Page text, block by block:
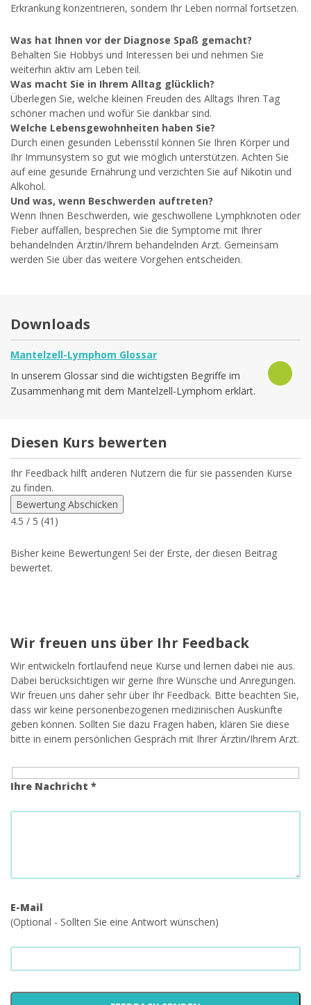
Erkrankung konzentrieren, sondern Ihr Leben normal fortsetzen.
Was hat Ihnen vor der Diagnose Spaß gemacht?
Behalten Sie Hobbys und Interessen bei und nehmen Sie
weiterhin aktiv am Leben teil.
Was macht Sie in Ihrem Alltag glücklich?
Überlegen Sie, welche kleinen Freuden des Alltags Ihren Tag
schöner machen und wofür Sie dankbar sind.
Welche Lebensgewohnheiten haben Sie?
Durch einen gesunden Lebensstil können Sie Ihren Körper und
Ihr Immunsystem so gut wie möglich unterstützen. Achten Sie
auf eine gesunde Ernährung und verzichten Sie auf Nikotin und
Alkohol.
Und was, wenn Beschwerden auftreten?
Wenn Ihnen Beschwerden, wie geschwollene Lymphknoten oder
Fieber auffallen, besprechen Sie die Symptome mit Ihrer
behandelnden Ärztin/Ihrem behandelnden Arzt. Gemeinsam
werden Sie über das weitere Vorgehen entscheiden.
Downloads
Mantelzell-Lymphom Glossar
In unserem Glossar sind die wichtigsten Begriffe im
Zusammenhang mit dem Mantelzell-Lymphom erklärt.
Diesen Kurs bewerten
Ihr Feedback hilft anderen Nutzern die für sie passenden Kurse
zu finden.
Bewertung Abschicken
4.5 / 5 (41 )
Bisher keine Bewertungen! Sei der Erste, der diesen Beitrag
bewertet.
Wir freuen uns über Ihr Feedback
Wir entwickeln fortlaufend neue Kurse und lernen dabei nie aus.
Dabei berücksichtigen wir gerne Ihre Wünsche und Anregungen.
Wir freuen uns daher sehr über Ihr Feedback. Bitte beachten Sie,
dass wir keine personenbezogenen medizinischen Auskünfte
geben können. Sollten Sie dazu Fragen haben, klären Sie diese
bitte in einem persönlichen Gespräch mit Ihrer Ärztin/Ihrem Arzt.
Ihre Nachricht *
E-Mail
(Optional - Sollten Sie eine Antwort wünschen)